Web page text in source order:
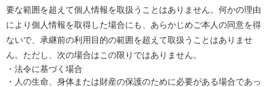
要な範囲を超えて個人情報を取扱うことはありません。何かの理由
により個人情報を取得した場合にも、あらかじめご本人の同意を得
ないで、承継前の利用目的の範囲を超えて取扱うことはありませ
ん。ただし、次の場合はこの限りではありません。
・法令に基づく場合
・人の生命、身体または財産の保護のために必要がある場合であっ